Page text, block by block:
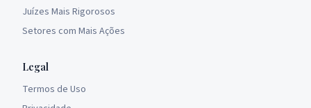
Juízes Mais Rigorosos
Setores com Mais Ações
Legal
Termos de Uso